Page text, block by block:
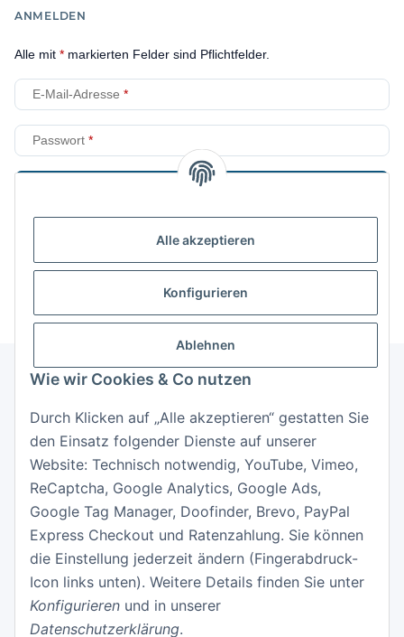
Alle akzeptieren
Konfigurieren
Ablehnen
Wie wir Cookies & Co nutzen
Durch Klicken auf „Alle akzeptieren“ gestatten Sie
den Einsatz folgender Dienste auf unserer
Website: Technisch notwendig, YouTube, Vimeo,
ReCaptcha, Google Analytics, Google Ads,
Google Tag Manager, Doofinder, Brevo, PayPal
Express Checkout und Ratenzahlung. Sie können
die Einstellung jederzeit ändern (Fingerabdruck-
Icon links unten). Weitere Details finden Sie unter
Konfigurieren und in unserer
Datenschutzerklärung.
ANMELDEN
Alle mit * markierten Felder sind Pflichtfelder.
E-Mail-Adresse
Passwort
Anmelden
Neu hier? Jetzt registrieren!
Informationen
Gesetzliche Informationen
Vertrag widerrufen